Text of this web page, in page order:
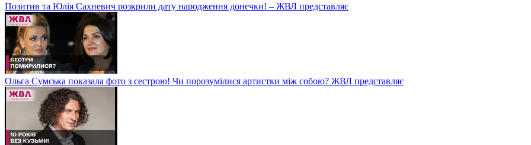
Позитив та Юлія Сахневич розкрили дату народження донечки! – ЖВЛ представляє
Ольга Сумська показала фото з сестрою! Чи порозумілися артистки між собою? ЖВЛ представляє